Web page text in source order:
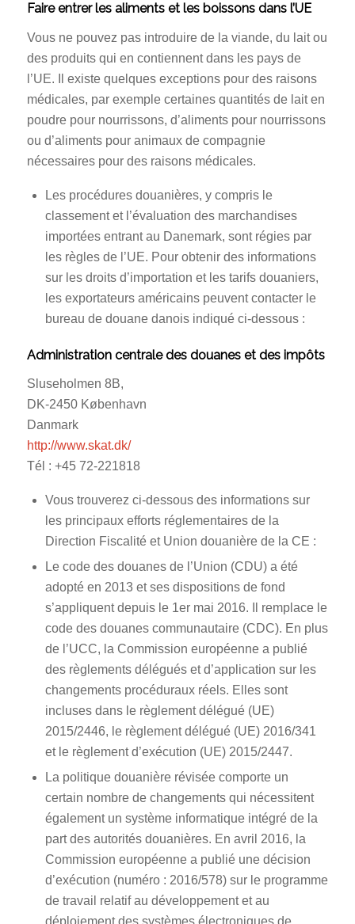
Faire entrer les aliments et les boissons dans l’UE
Vous ne pouvez pas introduire de la viande, du lait ou
des produits qui en contiennent dans les pays de
l’UE. Il existe quelques exceptions pour des raisons
médicales, par exemple certaines quantités de lait en
poudre pour nourrissons, d’aliments pour nourrissons
ou d’aliments pour animaux de compagnie
nécessaires pour des raisons médicales.
Les procédures douanières, y compris le
classement et l’évaluation des marchandises
importées entrant au Danemark, sont régies par
les règles de l’UE. Pour obtenir des informations
sur les droits d’importation et les tarifs douaniers,
les exportateurs américains peuvent contacter le
bureau de douane danois indiqué ci-dessous :
Administration centrale des douanes et des impôts
Sluseholmen 8B,
DK-2450 København
Danmark
http://www.skat.dk/
Tél : +45 72-221818
Vous trouverez ci-dessous des informations sur
les principaux efforts réglementaires de la
Direction Fiscalité et Union douanière de la CE :
Le code des douanes de l’Union (CDU) a été
adopté en 2013 et ses dispositions de fond
s’appliquent depuis le 1er mai 2016. Il remplace le
code des douanes communautaire (CDC). En plus
de l’UCC, la Commission européenne a publié
des règlements délégués et d’application sur les
changements procéduraux réels. Elles sont
incluses dans le règlement délégué (UE)
2015/2446, le règlement délégué (UE) 2016/341
et le règlement d’exécution (UE) 2015/2447.
La politique douanière révisée comporte un
certain nombre de changements qui nécessitent
également un système informatique intégré de la
part des autorités douanières. En avril 2016, la
Commission européenne a publié une décision
d’exécution (numéro : 2016/578) sur le programme
de travail relatif au développement et au
déploiement des systèmes électroniques de